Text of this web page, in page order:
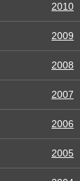
2010
2009
2008
2007
2006
2005